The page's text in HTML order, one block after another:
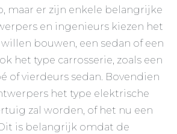
maar er zijn enkele belangrijke
en ingenieurs kiezen het
bouwen, een sedan of een
het type carrosserie, zoals een
of vierdeurs sedan. Bovendien
het type elektrische
zal worden, of het nu een
Dit is belangrijk omdat de